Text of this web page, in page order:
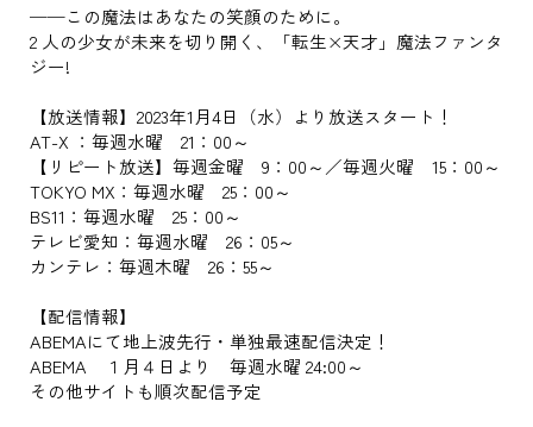
──この魔法はあなたの笑顔のために。
2 人の少女が未来を切り開く、「転生×天才」魔法ファンタ
ジー!
【放送情報】2023年1月4日（水）より放送スタート！
AT-X ：毎週水曜 21：00～
【リピート放送】毎週金曜 9：00～／毎週火曜 15：00～
TOKYO MX：毎週水曜 25：00～
BS11：毎週水曜 25：00～
テレビ愛知：毎週水曜 26：05～
カンテレ：毎週木曜 26：55～
【配信情報】
ABEMAにて地上波先行・単独最速配信決定！
ABEMA １月４日より 毎週水曜 24:00～
その他サイトも順次配信予定